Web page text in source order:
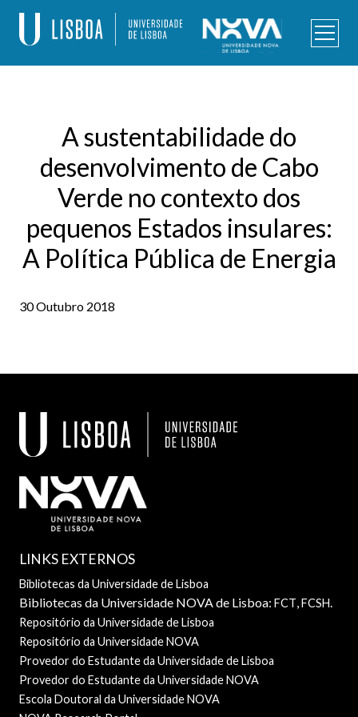
content
Programa de Doutoramento – Alterações Climáticas e
A sustentabilidade do
desenvolvimento de Cabo
Verde no contexto dos
pequenos Estados insulares:
A Política Pública de Energia
30 Outubro 2018
LINKS EXTERNOS
Bibliotecas da Universidade de Lisboa
Bibliotecas da Universidade NOVA de Lisboa: FCT,FCSH.
Repositório da Universidade de Lisboa
Repositório da Universidade NOVA
Provedor do Estudante da Universidade de Lisboa
Provedor do Estudante da Universidade NOVA
Escola Doutoral da Universidade NOVA